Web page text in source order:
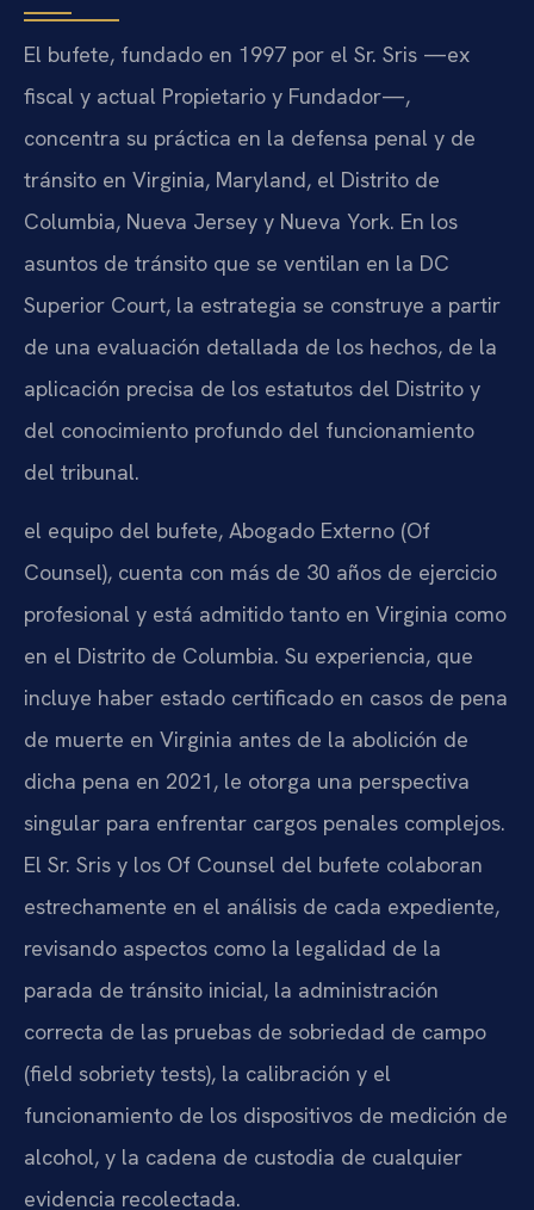
El bufete, fundado en 1997 por el Sr. Sris —ex
fiscal y actual Propietario y Fundador—,
concentra su práctica en la defensa penal y de
tránsito en Virginia, Maryland, el Distrito de
Columbia, Nueva Jersey y Nueva York. En los
asuntos de tránsito que se ventilan en la DC
Superior Court, la estrategia se construye a partir
de una evaluación detallada de los hechos, de la
aplicación precisa de los estatutos del Distrito y
del conocimiento profundo del funcionamiento
del tribunal.
el equipo del bufete, Abogado Externo (Of
Counsel), cuenta con más de 30 años de ejercicio
profesional y está admitido tanto en Virginia como
en el Distrito de Columbia. Su experiencia, que
incluye haber estado certificado en casos de pena
de muerte en Virginia antes de la abolición de
dicha pena en 2021, le otorga una perspectiva
singular para enfrentar cargos penales complejos.
El Sr. Sris y los Of Counsel del bufete colaboran
estrechamente en el análisis de cada expediente,
revisando aspectos como la legalidad de la
parada de tránsito inicial, la administración
correcta de las pruebas de sobriedad de campo
(field sobriety tests), la calibración y el
funcionamiento de los dispositivos de medición de
alcohol, y la cadena de custodia de cualquier
evidencia recolectada.